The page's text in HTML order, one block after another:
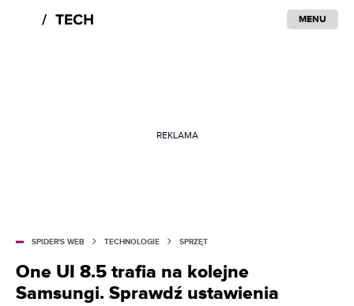
MENU
REKLAMA
SPIDER'S WEB TECHNOLOGIE SPRZĘT
One UI 8.5 trafia na kolejne
Samsungi. Sprawdź ustawienia